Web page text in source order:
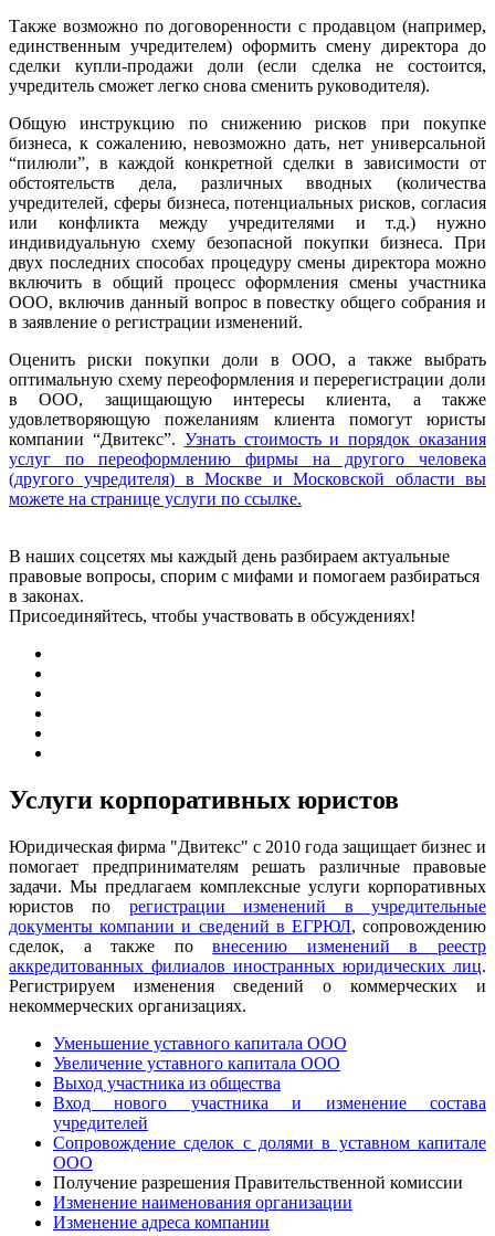
Также возможно по договоренности с продавцом (например,
единственным учредителем) оформить смену директора до
сделки купли-продажи доли (если сделка не состоится,
учредитель сможет легко снова сменить руководителя).
Общую инструкцию по снижению рисков при покупке
бизнеса, к сожалению, невозможно дать, нет универсальной
“пилюли”, в каждой конкретной сделки в зависимости от
обстоятельств дела, различных вводных (количества
учредителей, сферы бизнеса, потенциальных рисков, согласия
или конфликта между учредителями и т.д.) нужно
индивидуальную схему безопасной покупки бизнеса. При
двух последних способах процедуру смены директора можно
включить в общий процесс оформления смены участника
ООО, включив данный вопрос в повестку общего собрания и
в заявление о регистрации изменений.
Оценить риски покупки доли в ООО, а также выбрать
оптимальную схему переоформления и перерегистрации доли
в ООО, защищающую интересы клиента, а также
удовлетворяющую пожеланиям клиента помогут юристы
компании “Двитекс”. Узнать стоимость и порядок оказания
услуг по переоформлению фирмы на другого человека
(другого учредителя) в Москве и Московской области вы
можете на странице услуги по ссылке.
В наших соцсетях мы каждый день разбираем актуальные
правовые вопросы, спорим с мифами и помогаем разбираться
в законах.
Присоединяйтесь, чтобы участвовать в обсуждениях!
Услуги корпоративных юристов
Юридическая фирма "Двитекс" с 2010 года защищает бизнес и
помогает предпринимателям решать различные правовые
задачи. Мы предлагаем комплексные услуги корпоративных
юристов по регистрации изменений в учредительные
документы компании и сведений в ЕГРЮЛ, сопровождению
сделок, а также повнесению изменений в реестр
аккредитованных филиалов иностранных юридических лиц.
Регистрируем изменения сведений о коммерческих и
некоммерческих организациях.
Уменьшение уставного капитала ООО
Увеличение уставного капитала ООО
Выход участника из общества
Вход нового участника и изменение состава
учредителей
Сопровождение сделок с долями в уставном капитале
ООО
Получение разрешения Правительственной комиссии
Изменение наименования организации
Изменение адреса компании